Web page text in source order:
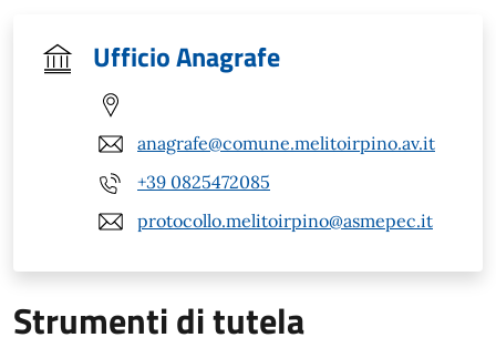
Ufficio Anagrafe
anagrafe@comune.melitoirpino.av.it
+39 0825472085
protocollo.melitoirpino@asmepec.it
Strumenti di tutela